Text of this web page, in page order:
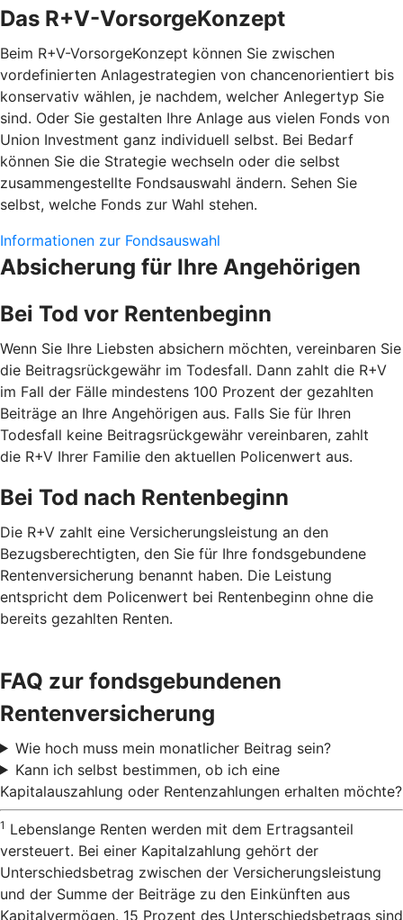
Das R+V-VorsorgeKonzept
Beim R+V-VorsorgeKonzept können Sie zwischen
vordefinierten Anlagestrategien von chancenorientiert bis
konservativ wählen, je nachdem, welcher Anlegertyp Sie
sind. Oder Sie gestalten Ihre Anlage aus vielen Fonds von
Union Investment ganz individuell selbst. Bei Bedarf
können Sie die Strategie wechseln oder die selbst
zusammengestellte Fondsauswahl ändern. Sehen Sie
selbst, welche Fonds zur Wahl stehen.
Informationen zur Fondsauswahl
Absicherung für Ihre Angehörigen
Bei Tod vor Rentenbeginn
Wenn Sie Ihre Liebsten absichern möchten, vereinbaren Sie
die Beitragsrückgewähr im Todesfall. Dann zahlt die R+V
im Fall der Fälle mindestens 100 Prozent der gezahlten
Beiträge an Ihre Angehörigen aus. Falls Sie für Ihren
Todesfall keine Beitragsrückgewähr vereinbaren, zahlt
die R+V Ihrer Familie den aktuellen Policenwert aus.
Bei Tod nach Rentenbeginn
Die R+V zahlt eine Versicherungsleistung an den
Bezugsberechtigten, den Sie für Ihre fondsgebundene
Rentenversicherung benannt haben. Die Leistung
entspricht dem Policenwert bei Rentenbeginn ohne die
bereits gezahlten Renten.
FAQ zur fondsgebundenen
Rentenversicherung
Wie hoch muss mein monatlicher Beitrag sein?
Kann ich selbst bestimmen, ob ich eine
Kapitalauszahlung oder Rentenzahlungen erhalten möchte?
1 Lebenslange Renten werden mit dem Ertragsanteil
versteuert. Bei einer Kapitalzahlung gehört der
Unterschiedsbetrag zwischen der Versicherungsleistung
und der Summe der Beiträge zu den Einkünften aus
Kapitalvermögen. 15 Prozent des Unterschiedsbetrags sind